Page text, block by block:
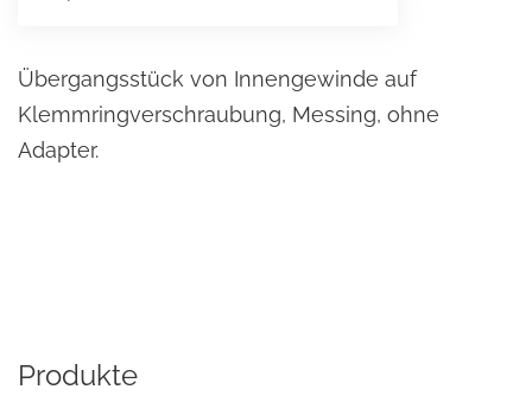
Übergangsstück von Innengewinde auf
Klemmringverschraubung, Messing, ohne
Adapter.
Produkte